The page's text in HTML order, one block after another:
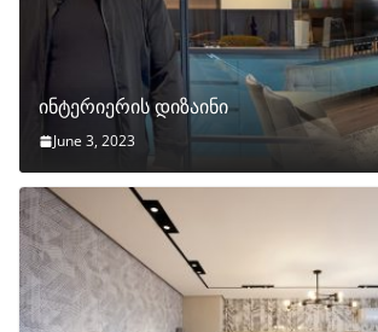
ინტერიერის დიზაინი
June 3, 2023